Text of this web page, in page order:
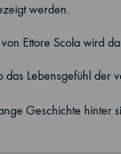
werden.
Ettore Scola wird
das Lebensgefühl der
Geschichte hinter